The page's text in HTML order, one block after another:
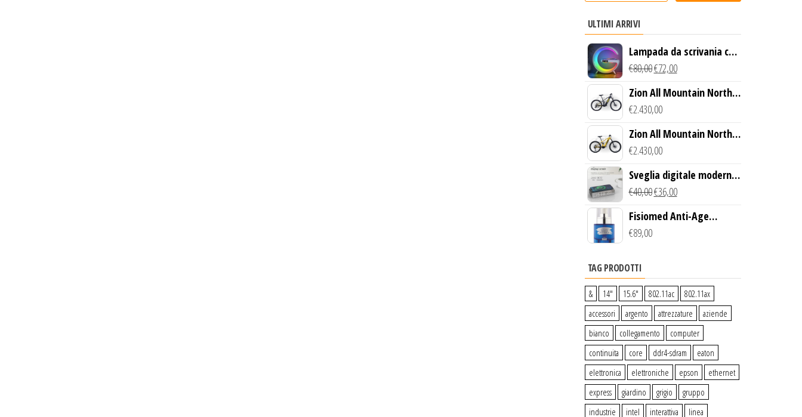
ULTIMI ARRIVI
Lampada da scrivania con
luce LED e ricarica
wireless
€80,00€72,00
Zion All Mountain North
Creek Bike (Nero)
€2.430,00
Zion All Mountain North
Creek Bike (Giallo)
€2.430,00
Sveglia digitale moderna
con Caricabatterie
Wireless Qi
€40,00€36,00
Fisiomed Anti-Age
Defense Face Serum
€89,00
TAG PRODOTTI
& 14″ 15.6″ 802.11ac
802.11ax
accessori
argento attrezzature
aziende
bianco
collegamento
computer
continuita
core ddr4-sdram
eaton
elettronica
elettroniche epson
ethernet
express
giardino grigio
gruppo
industrie
intel interattiva linea